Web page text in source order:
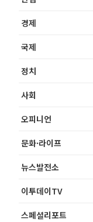
경제
국제
정치
사회
오피니언
문화·라이프
뉴스발전소
이투데이TV
스페셜리포트